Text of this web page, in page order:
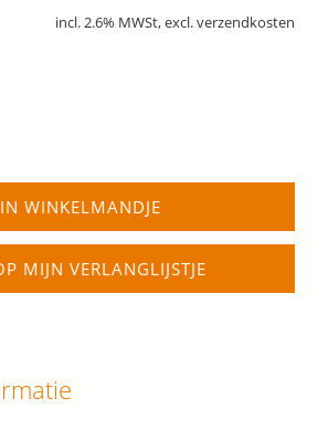
incl. 2.6% MWSt, excl. verzendkosten
IN WINKELMANDJE
MIJN VERLANGLIJSTJE